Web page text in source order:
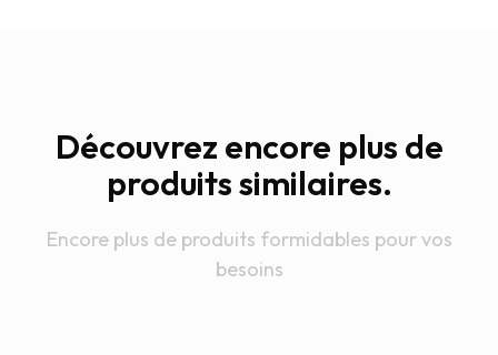
Découvrez encore plus de
produits similaires.
Encore plus de produits formidables pour vos
besoins